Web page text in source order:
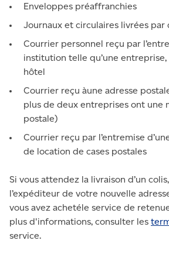
Enveloppes préaffranchies
Journaux et circulaires livrées par
Courrier personnel reçu par
institution telle qu’une
hôtel
Courrier reçu àune adresse
plus de deux entreprises ont une
postale)
Courrier reçu par l’entremise
de location de cases postales
Si vous attendez la livraison d’un
l’expéditeur de votre nouvelle
vous avez achetéle service de
plus d'informations, consulter les
service.